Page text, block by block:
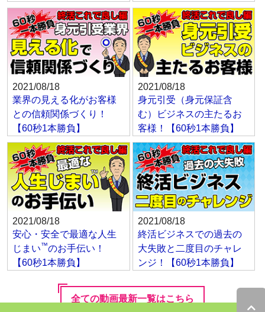
2021/08/18
業界の見える化がお客様
との信頼関係づくり！
【60秒1本勝負】
2021/08/18
身元引受（身元保証含
む）ビジネスの主たるお
客様！【60秒1本勝負】
2021/08/18
安心・安全で最適な人生
じまい™のお手伝い！
【60秒1本勝負】
2021/08/18
終活ビジネスでの過去の
大失敗と二度目のチャレ
ンジ！【60秒1本勝負】
全ての動画最新一覧はこちら